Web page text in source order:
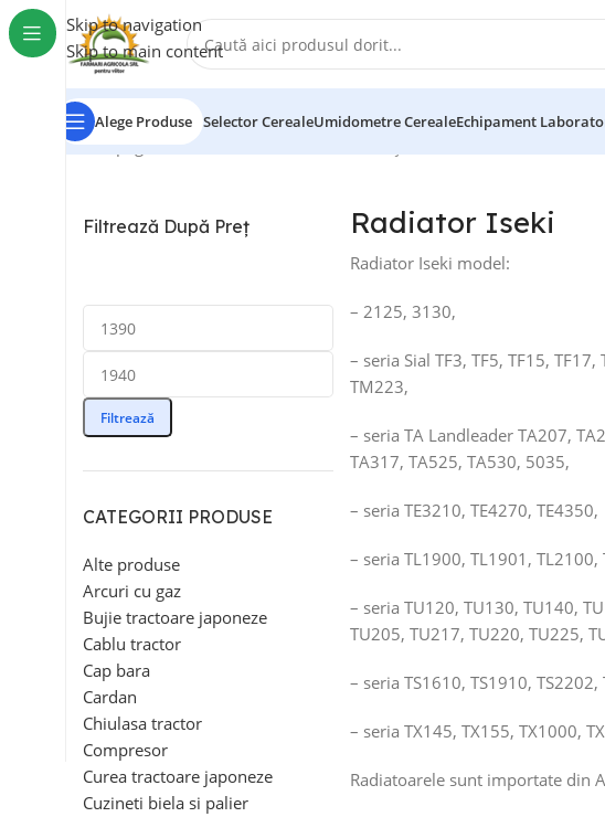
Skip to navigation
Skip to main content
Alege Produse Selector CerealeUmidometre CerealeEchipament
Prima pagină/Radiatoare
Filtrează După Preț
Filtrează
CATEGORII PRODUSE
Alte produse
Arcuri cu gaz
Bujie tractoare japoneze
Cablu tractor
Cap bara
Cardan
Chiulasa tractor
Compresor
Curea tractoare japoneze
Cuzineti biela si palier
Radiator Iseki
Radiator Iseki model:
– 2125, 3130,
– seria Sial TF3, TF5, TF15,
TM223,
– seria TA Landleader TA207,
TA317, TA525, TA530, 5035,
– seria TE3210, TE4270, TE4350,
– seria TL1900, TL1901,
– seria TU120, TU130, TU140,
TU205, TU217, TU220, TU225,
– seria TS1610, TS1910, TS2202,
– seria TX145, TX155, TX1000,
Radiatoarele sunt importate din